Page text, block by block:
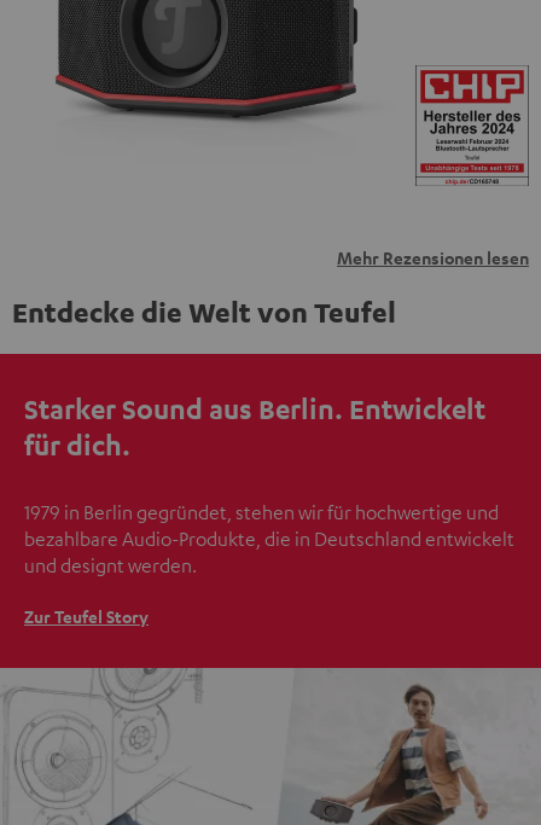
übermittelt werden.
Weitere Informationen sind in der
Datenschutzerklärung unter I zu finden
Mehr Rezensionen lesen
Entdecke die Welt von Teufel
Starker Sound aus Berlin. Entwickelt
für dich.
1979 in Berlin gegründet, stehen wir für hochwertige und
bezahlbare Audio-Produkte, die in Deutschland entwickelt
und designt werden.
Zur Teufel Story